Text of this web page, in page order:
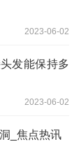
2023-06-02
发能保持多
2023-06-02
_焦点热讯